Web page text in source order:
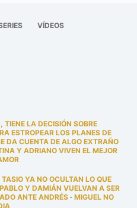
VÍDEOS
TIENE LA DECISIÓN SOBRE
ESTROPEAR LOS PLANES DE
DA CUENTA DE ALGO EXTRAÑO
Y ADRIANO VIVEN EL MEJOR
YA NO OCULTAN LO QUE
Y DAMIÁN VUELVAN A SER
ANTE ANDRÉS· MIGUEL NO